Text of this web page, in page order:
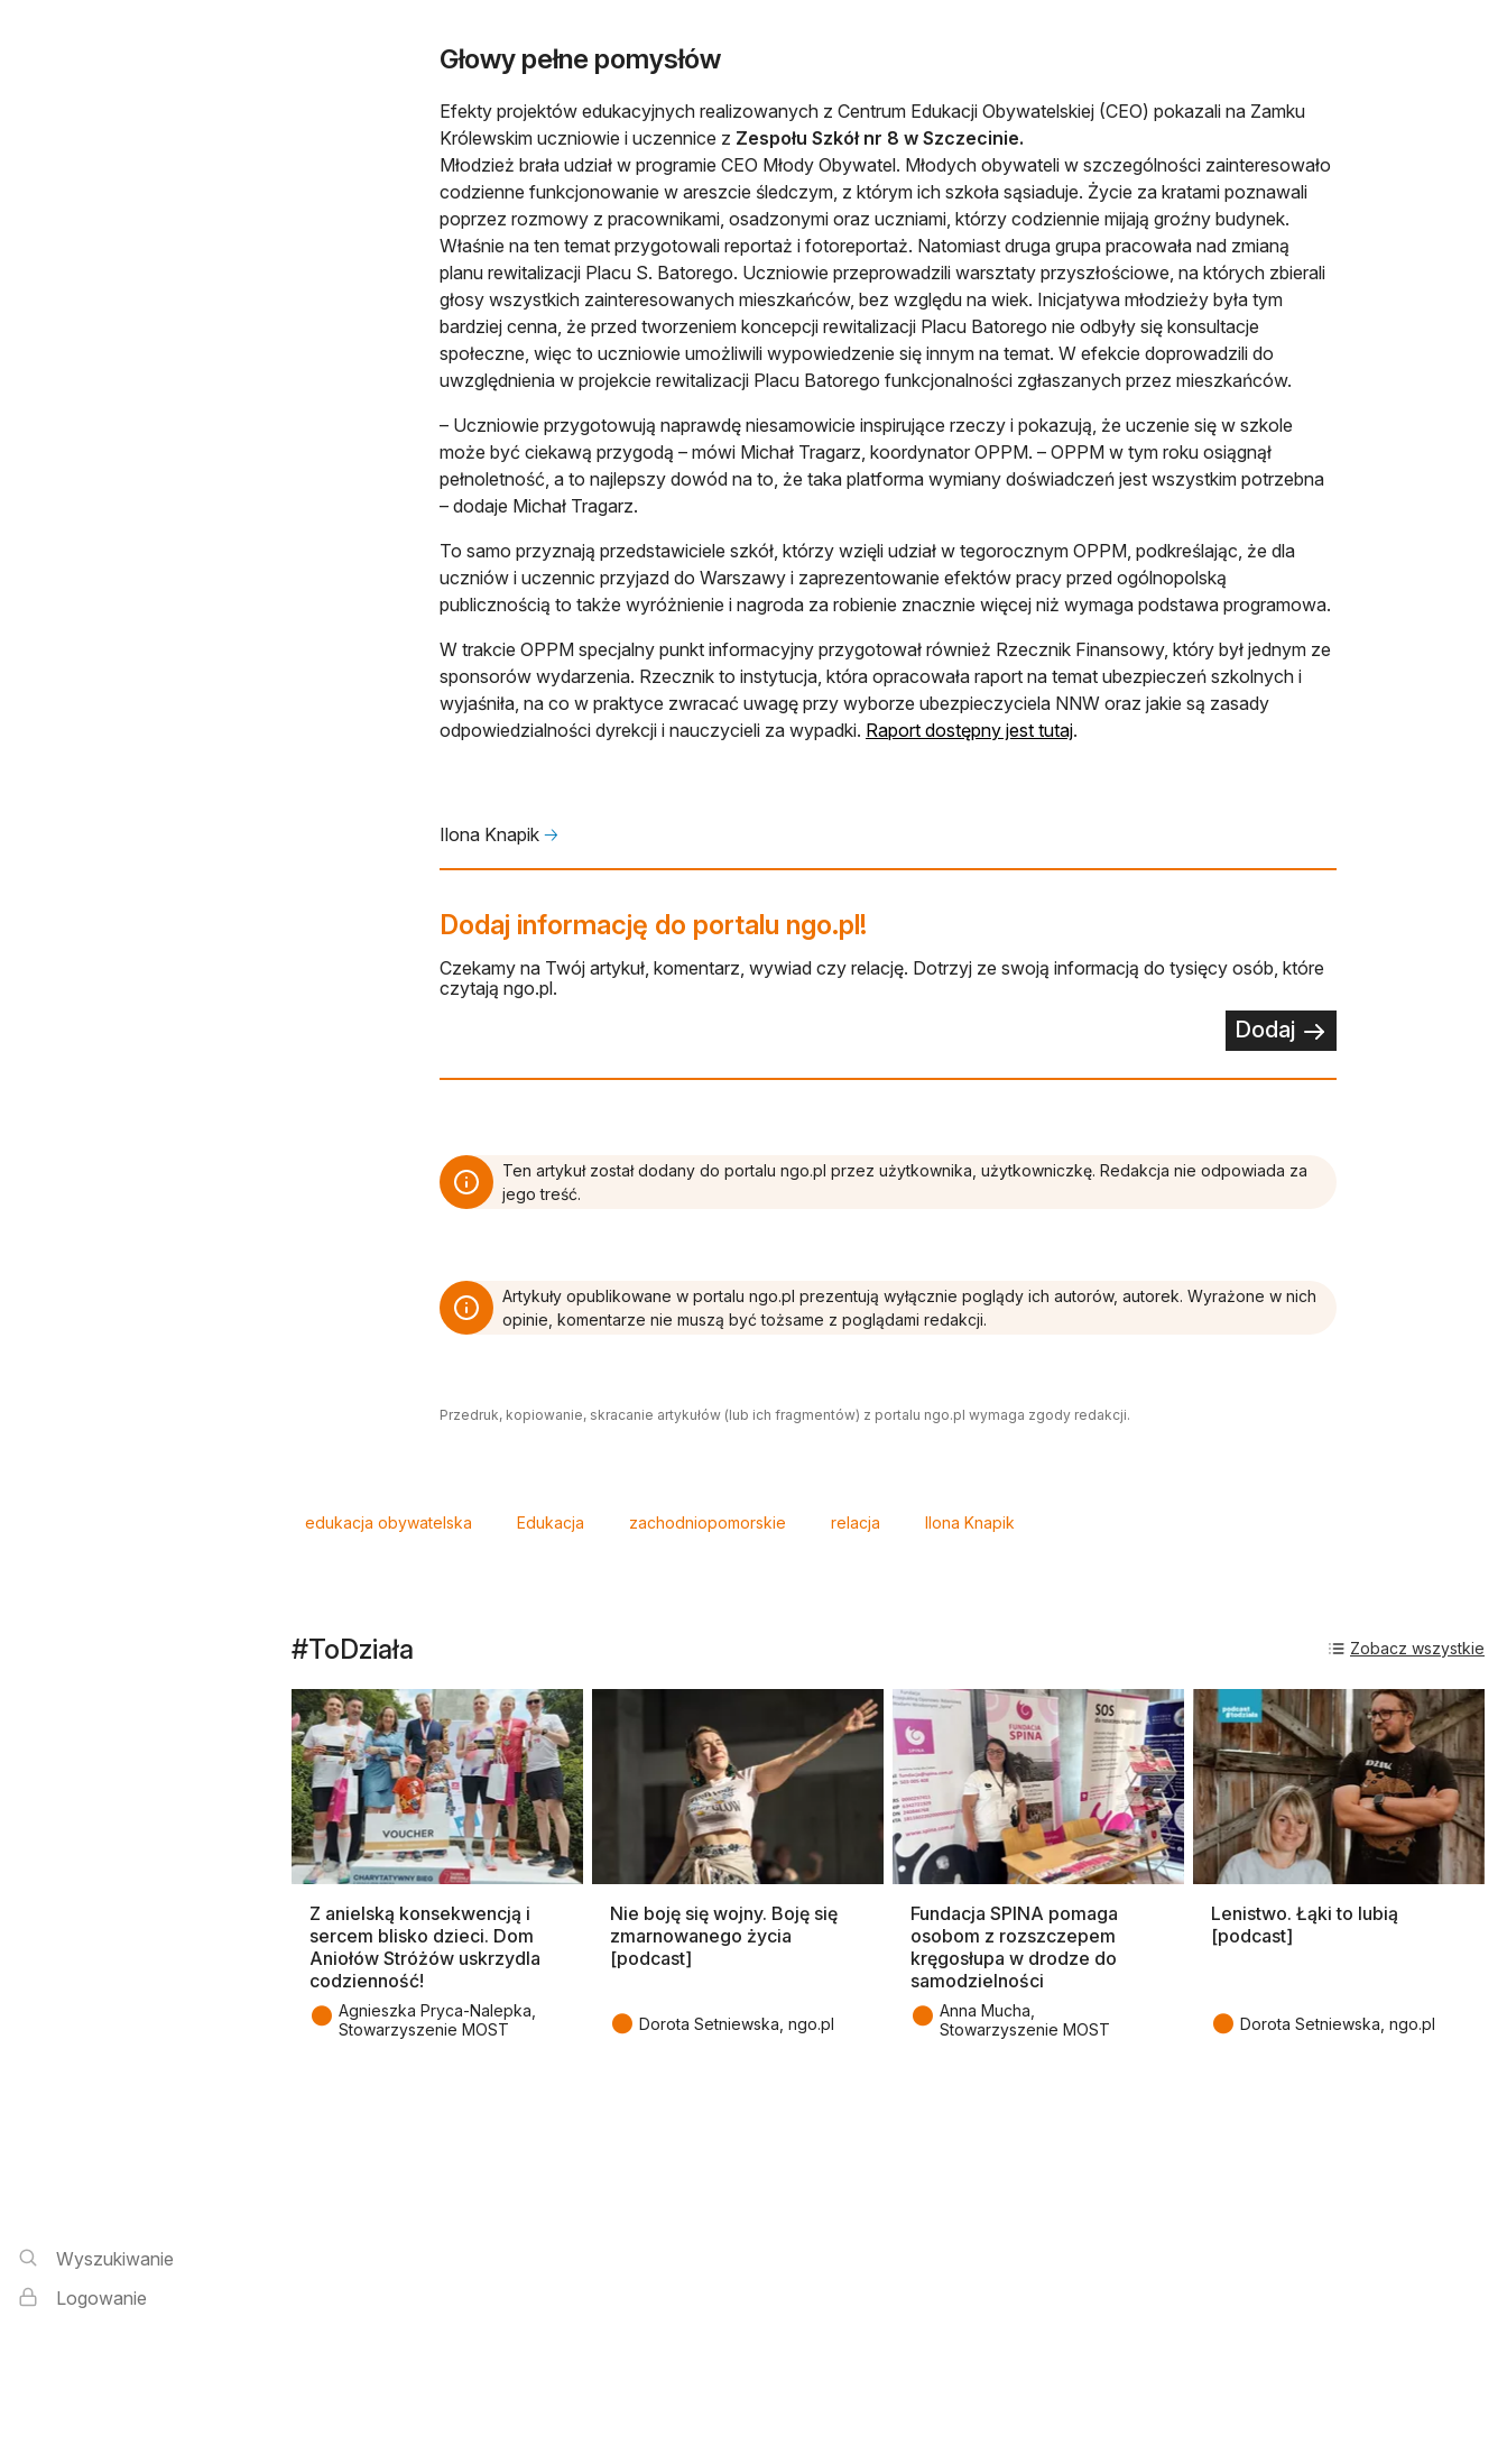
Wyszukiwarka i logowanie
Wyszukiwanie
Logowanie
Głowy pełne pomysłów
Efekty projektów edukacyjnych realizowanych z Centrum Edukacji Obywatelskiej (CEO) pokazali na Zamku
Królewskim uczniowie i uczennice z Zespołu Szkół nr 8 w Szczecinie.
Młodzież brała udział w programie CEO Młody Obywatel. Młodych obywateli w szczególności zainteresowało
codzienne funkcjonowanie w areszcie śledczym, z którym ich szkoła sąsiaduje. Życie za kratami poznawali
poprzez rozmowy z pracownikami, osadzonymi oraz uczniami, którzy codziennie mijają groźny budynek.
Właśnie na ten temat przygotowali reportaż i fotoreportaż. Natomiast druga grupa pracowała nad zmianą
planu rewitalizacji Placu S. Batorego. Uczniowie przeprowadzili warsztaty przyszłościowe, na których zbierali
głosy wszystkich zainteresowanych mieszkańców, bez względu na wiek. Inicjatywa młodzieży była tym
bardziej cenna, że przed tworzeniem koncepcji rewitalizacji Placu Batorego nie odbyły się konsultacje
społeczne, więc to uczniowie umożliwili wypowiedzenie się innym na temat. W efekcie doprowadzili do
uwzględnienia w projekcie rewitalizacji Placu Batorego funkcjonalności zgłaszanych przez mieszkańców.
– Uczniowie przygotowują naprawdę niesamowicie inspirujące rzeczy i pokazują, że uczenie się w szkole
może być ciekawą przygodą – mówi Michał Tragarz, koordynator OPPM. – OPPM w tym roku osiągnął
pełnoletność, a to najlepszy dowód na to, że taka platforma wymiany doświadczeń jest wszystkim potrzebna
– dodaje Michał Tragarz.
To samo przyznają przedstawiciele szkół, którzy wzięli udział w tegorocznym OPPM, podkreślając, że dla
uczniów i uczennic przyjazd do Warszawy i zaprezentowanie efektów pracy przed ogólnopolską
publicznością to także wyróżnienie i nagroda za robienie znacznie więcej niż wymaga podstawa programowa.
W trakcie OPPM specjalny punkt informacyjny przygotował również Rzecznik Finansowy, który był jednym ze
sponsorów wydarzenia. Rzecznik to instytucja, która opracowała raport na temat ubezpieczeń szkolnych i
wyjaśniła, na co w praktyce zwracać uwagę przy wyborze ubezpieczyciela NNW oraz jakie są zasady
odpowiedzialności dyrekcji i nauczycieli za wypadki. Raport dostępny jest tutaj.
Ilona Knapik 🡢
Dodaj informację do portalu ngo.pl!
Czekamy na Twój artykuł, komentarz, wywiad czy relację. Dotrzyj ze swoją informacją do tysięcy osób, które
czytają ngo.pl.
Dodaj
Ten artykuł został dodany do portalu ngo.pl przez użytkownika, użytkowniczkę. Redakcja nie odpowiada za
jego treść.
Artykuły opublikowane w portalu ngo.pl prezentują wyłącznie poglądy ich autorów, autorek. Wyrażone w nich
opinie, komentarze nie muszą być tożsame z poglądami redakcji.
Przedruk, kopiowanie, skracanie artykułów (lub ich fragmentów) z portalu ngo.pl wymaga zgody redakcji.
edukacja obywatelska Edukacja zachodniopomorskie relacja Ilona Knapik
#ToDziała
Z anielską konsekwencją i
sercem blisko dzieci. Dom
Aniołów Stróżów uskrzydla
codzienność!
● Agnieszka Pryca-Nalepka,
Stowarzyszenie MOST
Nie boję się wojny. Boję się
zmarnowanego życia
[podcast]
● Dorota Setniewska, ngo.pl
Fundacja SPINA pomaga
osobom z rozszczepem
kręgosłupa w drodze do
samodzielności
● Anna Mucha,
Stowarzyszenie MOST
Lenistwo. Łąki to lubią
[podcast]
● Dorota Setniewska, ngo.pl
Zobacz wszystkie